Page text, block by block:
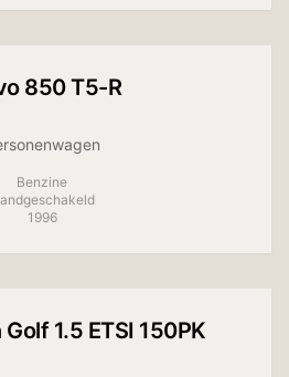
850 T5-R
Benzine
1996
Golf 1.5 ETSI 150PK